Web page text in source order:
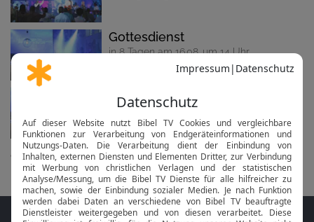
Gottesdienst
in 8 Tagen am 16.08. um 14 Uhr
Gottesdienst
in 15 Tagen am 23.08. um 14 Uhr
alle anzeigen...